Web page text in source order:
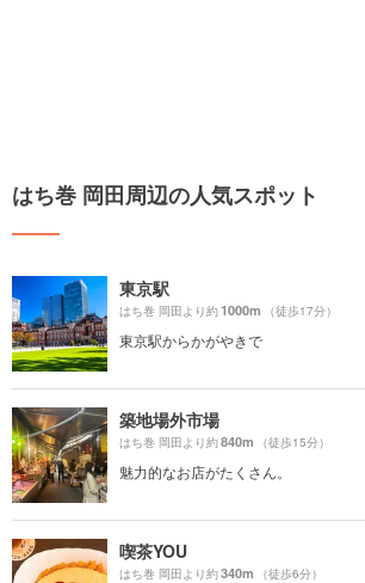
はち巻 岡田周辺の人気スポット
東京駅
はち巻 岡田より約1000m （徒歩17分）
東京駅からかがやきで
築地場外市場
はち巻 岡田より約840m （徒歩15分）
魅力的なお店がたくさん。
喫茶YOU
はち巻 岡田より約340m （徒歩6分）